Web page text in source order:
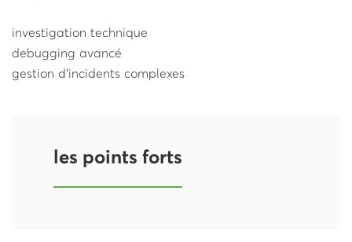
investigation technique
debugging avancé
gestion d’incidents complexes
les points forts